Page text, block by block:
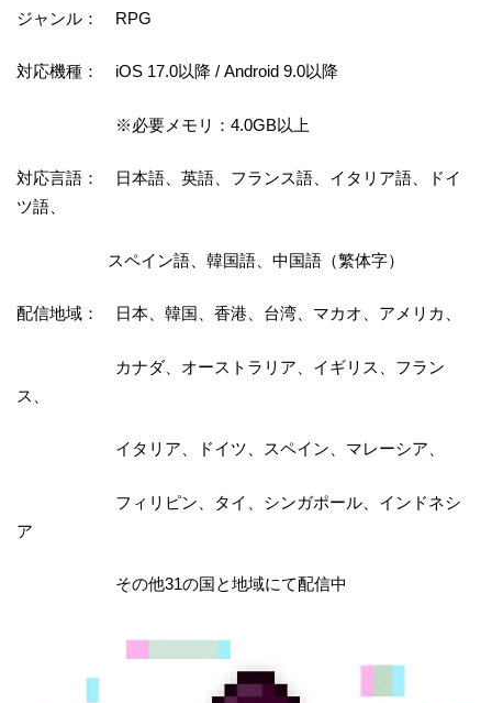
ジャンル： RPG
対応機種： iOS 17.0以降 / Android 9.0以降
※必要メモリ：4.0GB以上
対応言語： 日本語、英語、フランス語、イタリア語、ドイ
ツ語、
スペイン語、韓国語、中国語（繁体字）
配信地域： 日本、韓国、香港、台湾、マカオ、アメリカ、
カナダ、オーストラリア、イギリス、フラン
ス、
イタリア、ドイツ、スペイン、マレーシア、
フィリピン、タイ、シンガポール、インドネシ
ア
その他31の国と地域にて配信中